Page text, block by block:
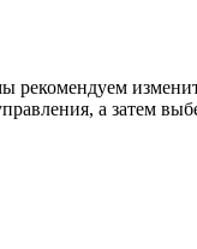
рекомендуем
а затем